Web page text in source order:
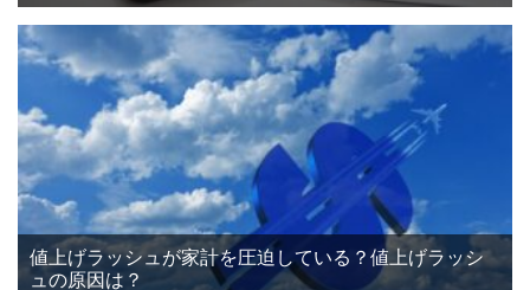
値上げラッシュが家計を圧迫している？値上げラッシ
ュの原因は？